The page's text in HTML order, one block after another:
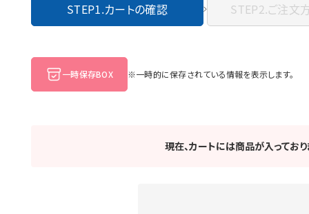
STEP1.カートの確認 STEP2.ご注文
一時保存BOX ※一時的に保存されている情報を表示します。
現在、カートには商品が入ってお